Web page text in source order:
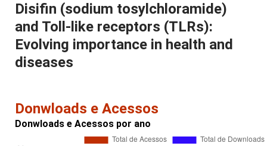
Disifin (sodium tosylchloramide)
and Toll-like receptors (TLRs):
Evolving importance in health and
diseases
Donwloads e Acessos
Donwloads e Acessos por ano